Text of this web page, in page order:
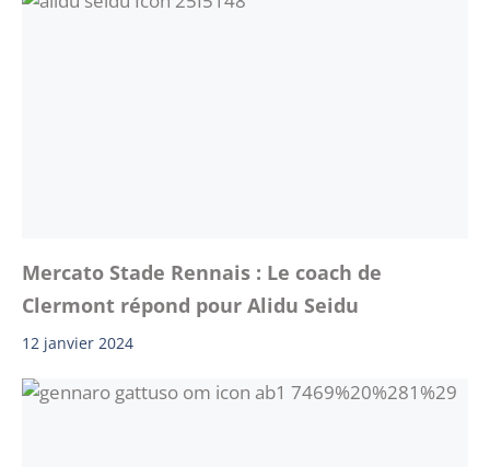
Mercato Stade Rennais : Le coach de
Clermont répond pour Alidu Seidu
12 janvier 2024